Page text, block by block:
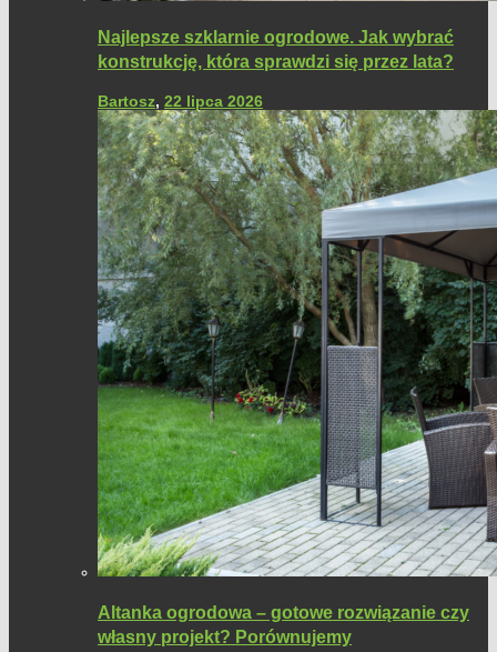
Najlepsze szklarnie ogrodowe. Jak wybrać
konstrukcję, która sprawdzi się przez lata?
Bartosz, 22 lipca 2026
Altanka ogrodowa – gotowe rozwiązanie czy
własny projekt? Porównujemy